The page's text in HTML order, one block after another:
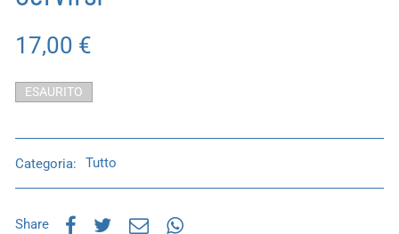
17,00 €
ESAURITO
Categoria: Tutto
Share